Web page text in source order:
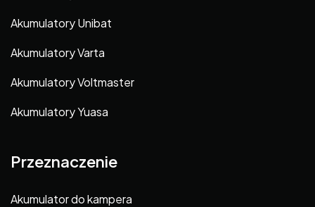
Akumulatory Unibat
Akumulatory Varta
Akumulatory Voltmaster
Akumulatory Yuasa
Przeznaczenie
Akumulator do kampera